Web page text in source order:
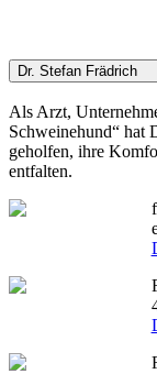
Dr. Stefan Frädrich
Als Arzt,
Schweinehund“ hat
geholfen, ihre
entfalten.